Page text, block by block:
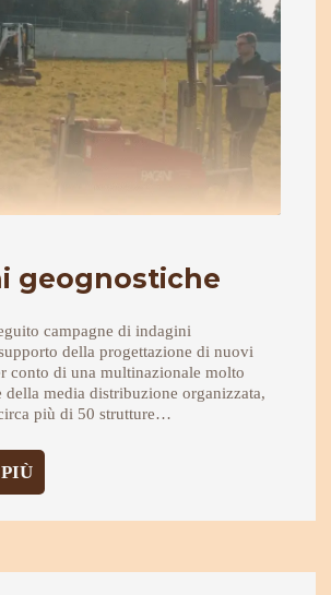
geognostiche
campagne di indagini
della progettazione di nuovi
conto di una multinazionale molto
della media distribuzione organizzata,
più di 50 strutture…
:
INDAGINI